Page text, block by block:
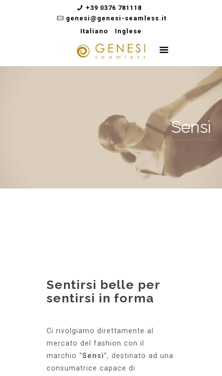
+39 0376 781118
genesi@genesi-seamless.it
Italiano
Inglese
Sensì
A soft sensation for your body
Sentirsi belle per
sentirsi in forma
Ci rivolgiamo direttamente al
mercato del fashion con il
marchio “Sensì”, destinato ad una
consumatrice capace di